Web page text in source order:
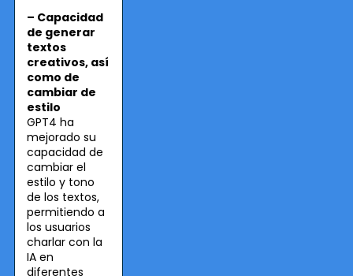
– Capacidad
de generar
textos
creativos, así
como de
cambiar de
estilo
GPT4 ha
mejorado su
capacidad de
cambiar el
estilo y tono
de los textos,
permitiendo a
los usuarios
charlar con la
IA en
diferentes